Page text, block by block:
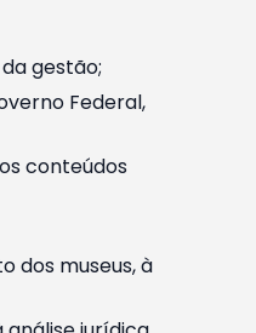
gestão;
Federal,
conteúdos
dos museus, à